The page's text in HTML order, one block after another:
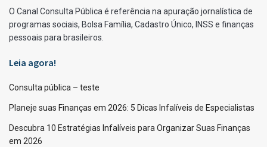
O Canal Consulta Pública é referência na apuração jornalística de
programas sociais, Bolsa Família, Cadastro Único, INSS e finanças
pessoais para brasileiros.
Leia agora!
Consulta pública – teste
Planeje suas Finanças em 2026: 5 Dicas Infalíveis de Especialistas
Descubra 10 Estratégias Infalíveis para Organizar Suas Finanças
em 2026